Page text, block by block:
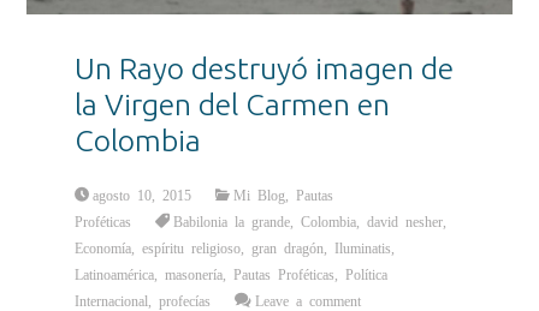
Un Rayo destruyó imagen de
la Virgen del Carmen en
Colombia
agosto 10, 2015 Mi Blog
Pautas
Proféticas
Babilonia la grande ,Colombia ,david nesher
Economía ,espíritu religioso gran dragón Iluminatis
Latinoamérica ,masonería Pautas Proféticas
Política
Internacional
,profecías Leave a comment